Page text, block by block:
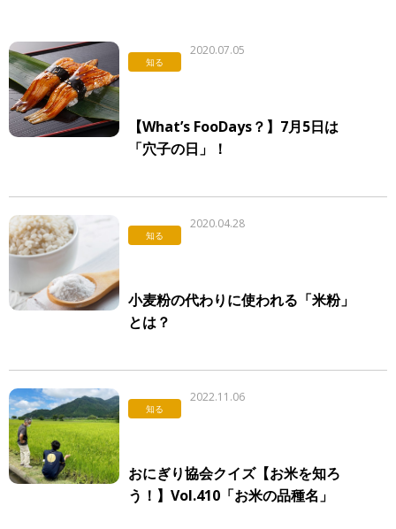
知る
2020.07.05
【What’s FooDays？】7月5日は
「穴子の日」！
知る
2020.04.28
小麦粉の代わりに使われる「米粉」
とは？
知る
2022.11.06
おにぎり協会クイズ【お米を知ろ
う！】Vol.410「お米の品種名」